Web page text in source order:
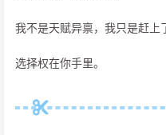
我不是天赋异禀，我只是赶上
选择权在你手里。